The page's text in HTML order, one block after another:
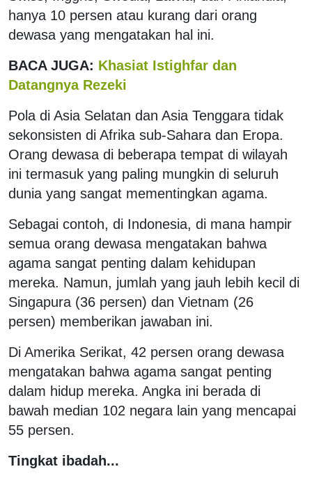
hanya 10 persen atau kurang dari orang
dewasa yang mengatakan hal ini.
BACA JUGA: Khasiat Istighfar dan
Datangnya Rezeki
Pola di Asia Selatan dan Asia Tenggara tidak
sekonsisten di Afrika sub-Sahara dan Eropa.
Orang dewasa di beberapa tempat di wilayah
ini termasuk yang paling mungkin di seluruh
dunia yang sangat mementingkan agama.
Sebagai contoh, di Indonesia, di mana hampir
semua orang dewasa mengatakan bahwa
agama sangat penting dalam kehidupan
mereka. Namun, jumlah yang jauh lebih kecil di
Singapura (36 persen) dan Vietnam (26
persen) memberikan jawaban ini.
Di Amerika Serikat, 42 persen orang dewasa
mengatakan bahwa agama sangat penting
dalam hidup mereka. Angka ini berada di
bawah median 102 negara lain yang mencapai
55 persen.
Tingkat ibadah...